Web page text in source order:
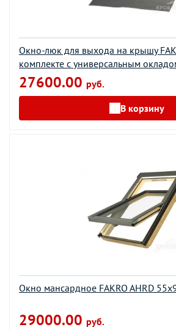
Окно-люк для выхода на крышу
комплекте с универсальным
27600.00 руб.
В корзину
Окно мансардное FAKRO AHRD
29000.00 руб.